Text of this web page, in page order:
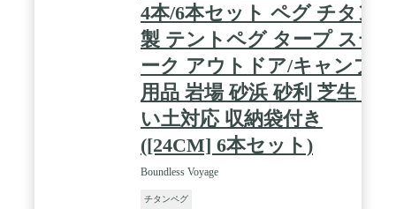
4本/6本セット ペグ チタン
製 テントペグ タープ ステ
ーク アウトドア/キャンプ
用品 岩場 砂浜 砂利 芝生 硬
い土対応 収納袋付き
([24CM] 6本セット)
Boundless Voyage
チタンペグ